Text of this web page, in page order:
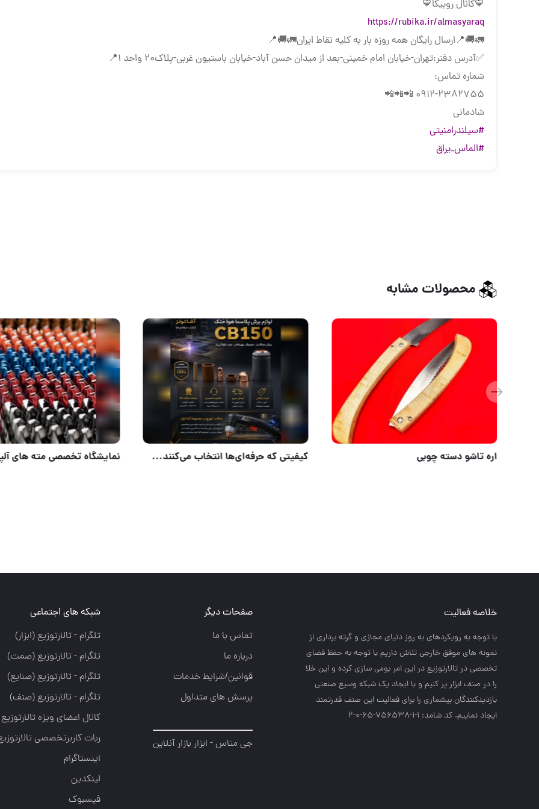
💙کانال روبیکا💙
https://rubika.ir/almasyaraq
🚛🚚📍ارسال رایگان همه روزه بار به كليه نقاط ايران🚛🚚📍
✅آدرس دفتر:تهران-خیابان امام خمینی-بعد از میدان حسن آباد-خیابان باستیون غربی-پلاک۲۰ واحد ۱📍
شماره تماس:
0912-2382755 📲📲📲
شادمانی
#سیلندرامنیتی
#الماس_یراق
محصولات مشابه
قفل اويز كيليد ناودوني اره تاشو دسته چوبی کیفیتی که حرفه‌ای‌ها انتخاب
خلاصه فعالیت
با توجه به رويكردهاي به روز دنياي مجازي و گرته برداري از
نمونه هاي موفق خارجي تلاش داريم با توجه به حفظ فضاي
تخصصي در تالارتوزيع در اين امر بومي سازي كرده و اين خلا
را در صنف ابزار پر كنيم و با ايجاد يك شبكه وسيع صنعتي
بازديدكنندگان بيشماري را براي فعاليت اين صنف قدرتمند
ايجاد نماييم. کد شامد: 1-1-756538-65-0-2
صفحات دیگر
تماس با ما
درباره ما
قوانین/شرایط خدمات
پرسش های متداول
جی متاس - ابزار بازار آنلاین
شبکه های اجتماعی
تلگرام - تالارتوزيع (ابزار)
تلگرام - تالارتوزيع (صمت)
تلگرام - تالارتوزيع (صنايع)
تلگرام - تالارتوزیع (صنف)
کانال اعضای ویژه تالارتوزیع
ربات کاربرتخصصی
اینستاگرام
لینکدین
فیسبوک